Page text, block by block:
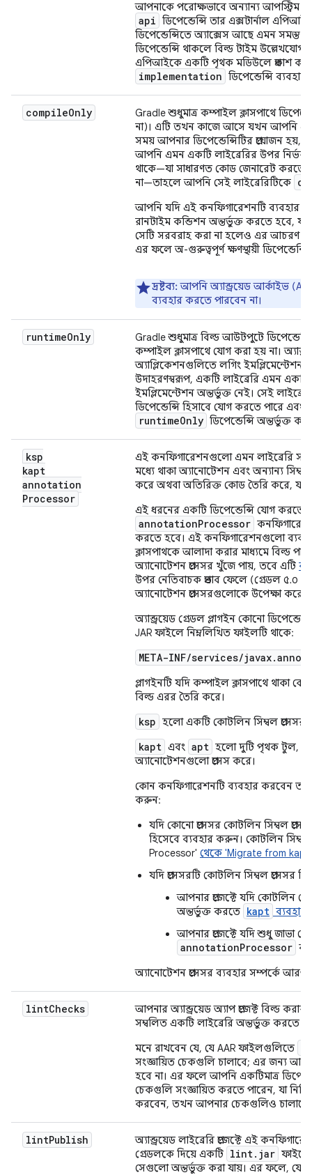
আপনাকে পরোক্ষভাবে অন্যান্য আপস্ট্রিম
api ডিপেন্ডেন্সি তার এক্সটার্নাল
ডিপেন্ডেন্সিতে অ্যাক্সেস আছে এমন
ডিপেন্ডেন্সি থাকলে বিল্ড টাইম
এপিআইকে একটি পৃথক মডিউলে প্রকাশ
implementation ডিপেন্ডেন্সি
compileOnly
Gradle শুধুমাত্র কম্পাইল ক্লাসপাথে
না)। এটি তখন কাজে আসে যখন আপনি
সময় আপনার ডিপেন্ডেন্সিটির প্রয়োজন হয়,
আপনি এমন একটি লাইব্রেরির উপর নির্ভর
থাকে—যা সাধারণত কোড জেনারেট করতে
না—তাহলে আপনি সেই লাইব্রেরিটিকে
আপনি যদি এই কনফিগারেশনটি ব্যবহার
রানটাইম কন্ডিশন অন্তর্ভুক্ত করতে হবে, যা
সেটি সরবরাহ করা না হলেও এর আচরণ
এর ফলে অ-গুরুত্বপূর্ণ ক্ষণস্থায়ী
দ্রষ্টব্য:আপনি অ্যান্ড্রয়েড আর্কাইভ
ব্যবহার করতে পারবেন না।
runtimeOnly
Gradle শুধুমাত্র বিল্ড আউটপুটে
কম্পাইল ক্লাসপাথে যোগ করা হয় না।
অ্যাপ্লিকেশনগুলিতে লগিং
উদাহরণস্বরূপ, একটি লাইব্রেরি এমন
ইমপ্লিমেন্টেশন অন্তর্ভুক্ত নেই। সেই
ডিপেন্ডেন্সি হিসাবে যোগ করতে পারে এবং
runtimeOnly ডিপেন্ডেন্সি অন্তর্ভুক্ত
ksp
kapt
annotation
Processor
এই কনফিগারেশনগুলো এমন লাইব্রেরি
মধ্যে থাকা অ্যানোটেশন এবং অন্যান্য
করে অথবা অতিরিক্ত কোড তৈরি করে,
এই ধরনের একটি ডিপেন্ডেন্সি যোগ
annotationProcessor
করতে হবে। এই কনফিগারেশনগুলো
ক্লাসপাথকে আলাদা করার মাধ্যমে বিল্ড
অ্যানোটেশন প্রসেসর খুঁজে পায়, তবে এটি
উপর নেতিবাচক প্রভাব ফেলে (গ্রেডল ৫.০
অ্যানোটেশন প্রসেসরগুলোকে উপেক্ষা করে)।
অ্যান্ড্রয়েড গ্রেডল প্লাগইন কোনো
JAR ফাইলে নিম্নলিখিত ফাইলটি থাকে:
META-INF/services/
প্লাগইনটি যদি কম্পাইল ক্লাসপাথে থাকা
বিল্ড এরর তৈরি করে।
ksp হলো একটি কোটলিন সিম্বল প্রসেসর,
kapt এবং apt হলো দুটি পৃথক টুল, যা
অ্যানোটেশনগুলো প্রসেস করে।
কোন কনফিগারেশনটি ব্যবহার করবেন তা
করুন:
যদি কোনো প্রসেসর কোটলিন সিম্বল
হিসেবে ব্যবহার করুন। কোটলিন সিম্বল
Processor' থেকে 'Migrate from
যদি প্রসেসরটি কোটলিন সিম্বল প্রসেসর
আপনার প্রজেক্টে যদি কোটলিন
অন্তর্ভুক্ত করতে kapt
আপনার প্রজেক্টে যদি শুধু জাভা
annotationProcessor
অ্যানোটেশন প্রসেসর ব্যবহার সম্পর্কে
lintChecks
আপনার অ্যান্ড্রয়েড অ্যাপ প্রজেক্ট বিল্ড
সম্বলিত একটি লাইব্রেরি অন্তর্ভুক্ত করতে
মনে রাখবেন যে, যে AAR ফাইলগুলিতে
সংজ্ঞায়িত চেকগুলি চালাবে; এর জন্য
হবে না। এর ফলে আপনি একটিমাত্র
চেকগুলি সংজ্ঞায়িত করতে পারেন, যা
করবেন, তখন আপনার চেকগুলিও চালানো
lintPublish
অ্যান্ড্রয়েড লাইব্রেরি প্রজেক্টে এই
গ্রেডলকে দিয়ে একটি lint. jar
সেগুলো অন্তর্ভুক্ত করা যায়। এর ফলে, যে